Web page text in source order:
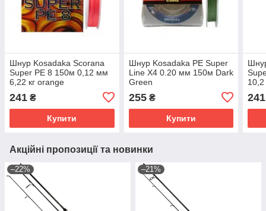
Шнур Kosadaka Scorana
Super PE 8 150м 0,12 мм
6,22 кг orange
241 ₴
Купити
Шнур Kosadaka PE Super
Line X4 0.20 мм 150м Dark
Green
255₴
Купити
10,2
241
Акційні пропозиції та новинки
–22% –21%